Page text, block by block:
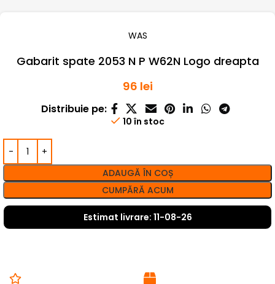
WAS
Gabarit spate 2053 N P W62N Logo dreapta
96 lei
Distribuie pe:
10 în stoc
ADAUGĂ ÎN COȘ
CUMPĂRĂ ACUM
Estimat livrare: 11-08-26